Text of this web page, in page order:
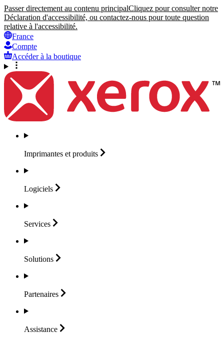
Passer directement au contenu principalCliquez pour consulter notre
Déclaration d'accessibilité, ou contactez-nous pour toute question
relative à l'accessibilité.
France
Compte
Accéder à la boutique
Imprimantes et produits
Logiciels
Services
Solutions
Partenaires
Assistance